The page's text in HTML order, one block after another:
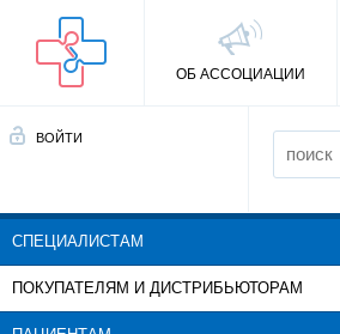
ОБ АССОЦИАЦИИ
ВОЙТИ
СПЕЦИАЛИСТАМ
ПОКУПАТЕЛЯМ И ДИСТРИБЬЮТОРАМ